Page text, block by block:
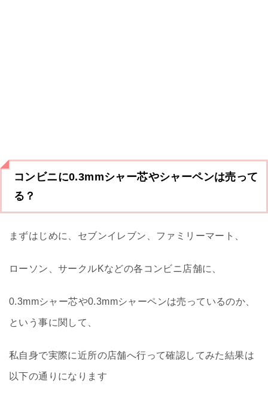
コンビニに0.3mmシャー芯やシャーペンは売って
る？
まずはじめに、セブンイレブン、ファミリーマート、
ローソン、サークルKなどの各コンビニ店舗に、
0.3mmシャー芯や0.3mmシャーペンは売っているのか、
という事に関して、
私自身で実際に近所の店舗へ行って確認してみた結果は
以下の通りになります